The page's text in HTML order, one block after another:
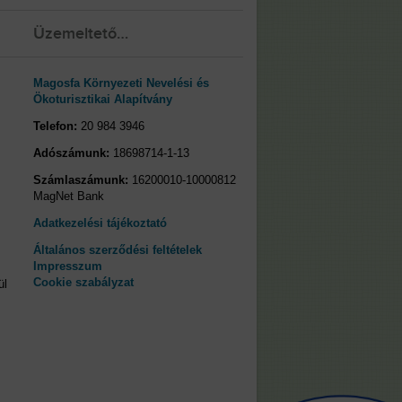
Üzemeltető…
Magosfa Környezeti Nevelési és
Ökoturisztikai Alapítvány
Telefon: 20 984 3946
Adószámunk: 18698714-1-13
Számlaszámunk: 16200010-10000812
MagNet Bank
Adatkezelési tájékoztató
Általános szerződési feltételek
Impresszum
Cookie szabályzat